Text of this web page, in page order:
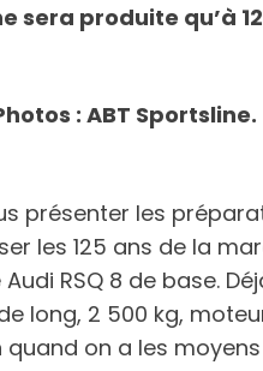
sera produite qu’à
: ABT Sportsline.
présenter les
les 125 ans de la
RSQ 8 de base.
long, 2 500 kg,
on a les